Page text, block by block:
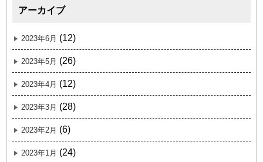
アーカイブ
2023年6月 (12)
2023年5月 (26)
2023年4月 (12)
2023年3月 (28)
2023年2月 (6)
2023年1月 (24)